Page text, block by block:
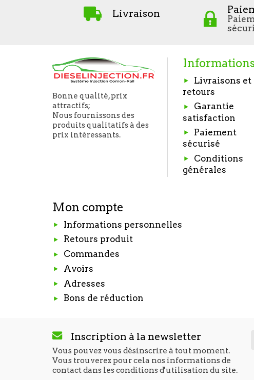
Livraison
Bonne qualité, prix
attractifs;
Nous fournissons des
produits qualitatifs à des
prix intéressants.
Livraisons et
retours
Garantie
satisfaction
Paiement
sécurisé
Conditions
générales
Mon compte
Informations personnelles
Retours produit
Commandes
Avoirs
Adresses
Bons de réduction
Inscription à la newsletter
Vous pouvez vous désinscrire à tout moment.
Vous trouverez pour cela nos informations de
contact dans les conditions d'utilisation du site.